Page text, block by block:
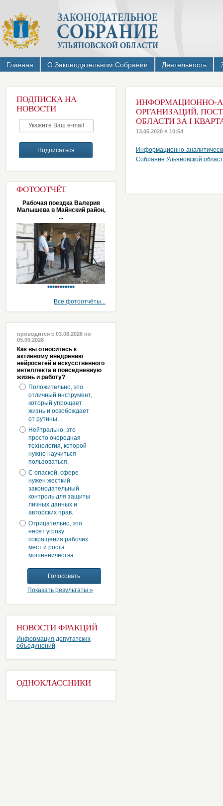
Главная О Законодательном Собрании Деятельность
ПОДПИСКА НА
НОВОСТИ
ФОТООТЧЁТ
Рабочая поездка Валерия
Малышева в Майнский район,
...
Все фотоотчёты...
проводится с 03.08.2026 по
05.09.2026
Как вы относитесь к
активному внедрению
нейросетей и искусственного
интеллекта в повседневную
жизнь и работу?
Положительно, это
отличный инструмент,
который упрощает
жизнь и освобождает
от рутины.
Нейтрально, это
просто очередная
технология, которой
нужно научиться
пользоваться.
С опаской, сфере
нужен жесткий
законодательный
контроль для защиты
личных данных и
авторских прав.
Отрицательно, это
несет угрозу
сокращения рабочих
мест и роста
мошенничества.
Показать результаты »
НОВОСТИ ФРАКЦИЙ
Информация депутатских
объединений
ОДНОКЛАССНИКИ
ИНФОРМАЦИОННО-
ОРГАНИЗАЦИЙ,
ОБЛАСТИ ЗА I
13.05.2020 в 10:54
Информационно-
Собрание Ульяновской